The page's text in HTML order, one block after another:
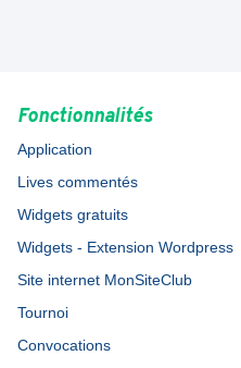
Fonctionnalités
Application
Lives commentés
Widgets gratuits
Widgets - Extension Wordpress
Site internet MonSiteClub
Tournoi
Convocations